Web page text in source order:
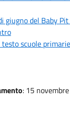
giugno del Baby
scuole
: 15